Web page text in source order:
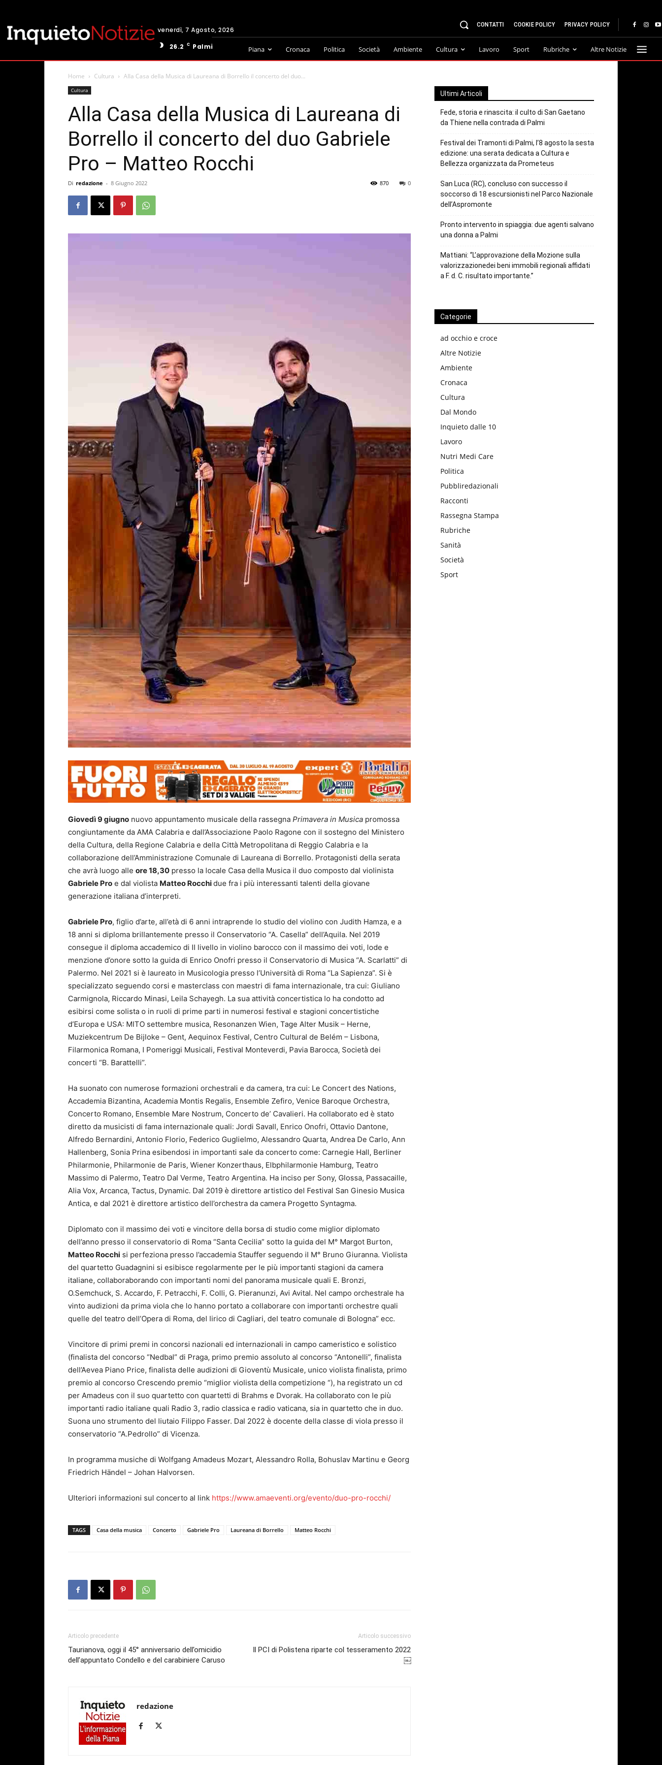
venerdì, 7 Agosto, 2026
26.2
C Palmi
CONTATTI COOKIE POLICY PRIVACY POLICY
Piana Cronaca Politica Società Ambiente Cultura Lavoro Sport Rubriche Altre Notizie
Home Cultura Alla Casa della Musica di Laureana di Borrello il concerto del duo...
Cultura
Alla Casa della Musica di Laureana di
Borrello il concerto del duo Gabriele
Pro – Matteo Rocchi
Di redazione - 8 Giugno 2022 0
870
Giovedì 9 giugno nuovo appuntamento musicale della rassegna Primavera in Musica promossa
congiuntamente da AMA Calabria e dall’Associazione Paolo Ragone con il sostegno del Ministero
della Cultura, della Regione Calabria e della Città Metropolitana di Reggio Calabria e la
collaborazione dell’Amministrazione Comunale di Laureana di Borrello. Protagonisti della serata
che avrà luogo alle ore 18,30 presso la locale Casa della Musica il duo composto dal violinista
Gabriele Pro e dal violista Matteo Rocchidue fra i più interessanti talenti della giovane
generazione italiana d’interpreti.
Gabriele Pro, figlio d’arte, all’età di 6 anni intraprende lo studio del violino con Judith Hamza, e a
18 anni si diploma brillantemente presso il Conservatorio “A. Casella” dell’Aquila. Nel 2019
consegue il diploma accademico di II livello in violino barocco con il massimo dei voti, lode e
menzione d’onore sotto la guida di Enrico Onofri presso il Conservatorio di Musica “A. Scarlatti” di
Palermo. Nel 2021 si è laureato in Musicologia presso l’Università di Roma “La Sapienza”. Si è
specializzato seguendo corsi e masterclass con maestri di fama internazionale, tra cui: Giuliano
Carmignola, Riccardo Minasi, Leila Schayegh. La sua attività concertistica lo ha condotto ad
esibirsi come solista o in ruoli di prime parti in numerosi festival e stagioni concertistiche
d’Europa e USA: MITO settembre musica, Resonanzen Wien, Tage Alter Musik – Herne,
Muziekcentrum De Bijloke – Gent, Aequinox Festival, Centro Cultural de Belém – Lisbona,
Filarmonica Romana, I Pomeriggi Musicali, Festival Monteverdi, Pavia Barocca, Società dei
concerti “B. Barattelli”.
Ha suonato con numerose formazioni orchestrali e da camera, tra cui: Le Concert des Nations,
Accademia Bizantina, Academia Montis Regalis, Ensemble Zefiro, Venice Baroque Orchestra,
Concerto Romano, Ensemble Mare Nostrum, Concerto de’ Cavalieri. Ha collaborato ed è stato
diretto da musicisti di fama internazionale quali: Jordi Savall, Enrico Onofri, Ottavio Dantone,
Alfredo Bernardini, Antonio Florio, Federico Guglielmo, Alessandro Quarta, Andrea De Carlo, Ann
Hallenberg, Sonia Prina esibendosi in importanti sale da concerto come: Carnegie Hall, Berliner
Philarmonie, Philarmonie de Paris, Wiener Konzerthaus, Elbphilarmonie Hamburg, Teatro
Massimo di Palermo, Teatro Dal Verme, Teatro Argentina. Ha inciso per Sony, Glossa, Passacaille,
Alia Vox, Arcanca, Tactus, Dynamic. Dal 2019 è direttore artistico del Festival San Ginesio Musica
Antica, e dal 2021 è direttore artistico dell’orchestra da camera Progetto Syntagma.
Diplomato con il massimo dei voti e vincitore della borsa di studio come miglior diplomato
dell’anno presso il conservatorio di Roma “Santa Cecilia” sotto la guida del M° Margot Burton,
Matteo Rocchi si perfeziona presso l’accademia Stauffer seguendo il M° Bruno Giuranna. Violista
del quartetto Guadagnini si esibisce regolarmente per le più importanti stagioni da camera
italiane, collaboraborando con importanti nomi del panorama musicale quali E. Bronzi,
O.Semchuck, S. Accardo, F. Petracchi, F. Colli, G. Pieranunzi, Avi Avital. Nel campo orchestrale ha
vinto audizioni da prima viola che lo hanno portato a collaborare con importanti orchestre quali
quelle del teatro dell’Opera di Roma, del lirico di Cagliari, del teatro comunale di Bologna” ecc.
Vincitore di primi premi in concorsi nazionali ed internazionali in campo cameristico e solistico
(finalista del concorso “Nedbal” di Praga, primo premio assoluto al concorso “Antonelli”, finalista
dell’Aevea Piano Price, finalista delle audizioni di Gioventù Musicale, unico violista finalista, primo
premio al concorso Crescendo premio “miglior violista della competizione “), ha registrato un cd
per Amadeus con il suo quartetto con quartetti di Brahms e Dvorak. Ha collaborato con le più
importanti radio italiane quali Radio 3, radio classica e radio vaticana, sia in quartetto che in duo.
Suona uno strumento del liutaio Filippo Fasser. Dal 2022 è docente della classe di viola presso il
conservatorio “A.Pedrollo” di Vicenza.
In programma musiche di Wolfgang Amadeus Mozart, Alessandro Rolla, Bohuslav Martinu e Georg
Friedrich Händel – Johan Halvorsen.
Ulteriori informazioni sul concerto al link https://www.amaeventi.org/evento/duo-pro-rocchi/
TAGS Casa della musica Concerto Gabriele Pro Laureana di Borrello Matteo Rocchi
Articolo precedente
Taurianova, oggi il 45° anniversario dell’omicidio
dell’appuntato Condello e del carabiniere Caruso
Articolo successivo
Il PCI di Polistena riparte col tesseramento 2022
￼
redazione
Ultimi Articoli
Fede, storia e rinascita: il culto di San Gaetano
da Thiene nella contrada di Palmi
Festival dei Tramonti di Palmi, l’8 agosto la sesta
edizione: una serata dedicata a Cultura e
Bellezza organizzata da Prometeus
San Luca (RC), concluso con successo il
soccorso di 18 escursionisti nel Parco Nazionale
dell’Aspromonte
Pronto intervento in spiaggia: due agenti salvano
una donna a Palmi
Mattiani: “L’approvazione della Mozione sulla
valorizzazionedei beni immobili regionali affidati
a F. d. C. risultato importante.”
Categorie
ad occhio e croce
Altre Notizie
Ambiente
Cronaca
Cultura
Dal Mondo
Inquieto dalle 10
Lavoro
Nutri Medi Care
Politica
Pubbliredazionali
Racconti
Rassegna Stampa
Rubriche
Sanità
Società
Sport